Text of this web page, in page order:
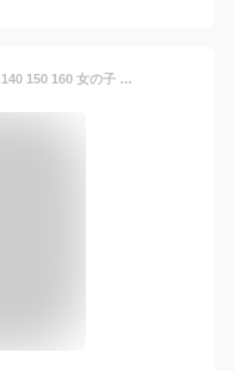
[Dumia] スクール水着 女の子 水着 140 150 160 女の子 セパレート トップス ショートパンツ スカート ラッシュガード 3点セット ウエストゴム 着やすい UVカット スポーティー 水泳授業 小学生 中学生 高校生 露出控えめ (JP, 身長, 160, パープル（type2))